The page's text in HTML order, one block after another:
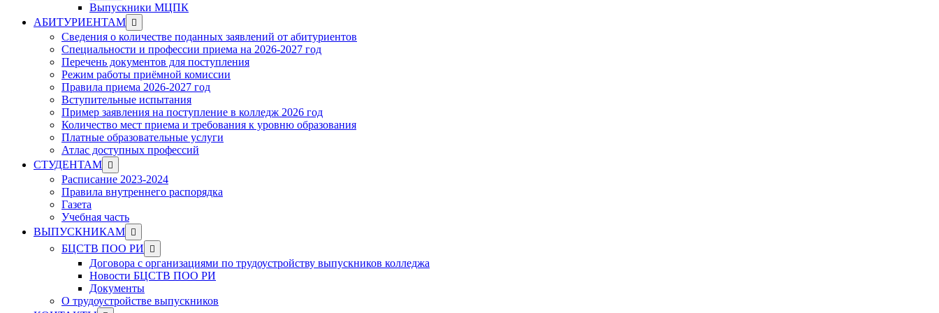
Выпускники МЦПК
АБИТУРИЕНТАМ Show
sub
menu
Сведения о количестве поданных заявлений от абитуриентов
Специальности и профессии приема на 2026-2027 год
Перечень документов для поступления
Режим работы приёмной комиссии
Правила приема 2026-2027 год
Вступительные испытания
Пример заявления на поступление в колледж 2026 год
Количество мест приема и требования к уровню образования
Платные образовательные услуги
Атлас доступных профессий
СТУДЕНТАМ Show
sub
menu
Расписание 2023-2024
Правила внутреннего распорядка
Газета
Учебная часть
ВЫПУСКНИКАМ Show
sub
menu
БЦСТВ ПОО РИ
Show
sub
menu
Договора с организациями по трудоустройству выпускников колледжа
Новости БЦСТВ ПОО РИ
Документы
О трудоустройстве выпускников